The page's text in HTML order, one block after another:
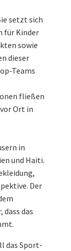
setzt sich
für Kinder
sowie
dieser
Teams
fließen
Ort in
in
und Haiti.
Der
das
das Sport-